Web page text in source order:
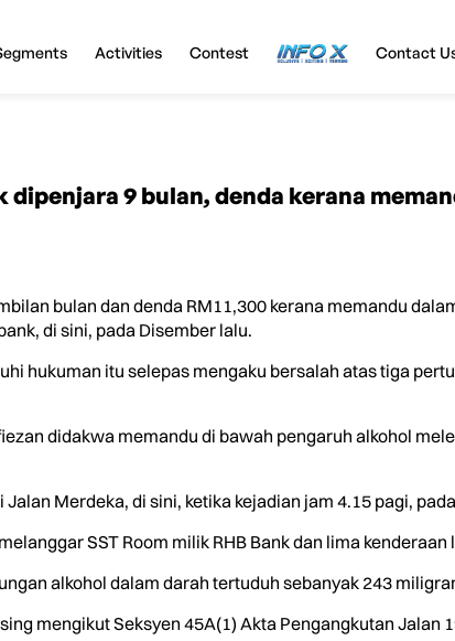
Activities Contest InfoX Contact
9 bulan, denda kerana
bulan dan denda RM11,300 kerana memandu
di sini, pada Disember lalu.
hukuman itu selepas mengaku bersalah atas tiga
didakwa memandu di bawah pengaruh alkohol
Merdeka, di sini, ketika kejadian jam 4.15 pagi,
SST Room milik RHB Bank dan lima
alkohol dalam darah tertuduh sebanyak 243
mengikut Seksyen 45A(1) Akta Pengangkutan Jalan